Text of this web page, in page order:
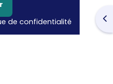
de confidentialité